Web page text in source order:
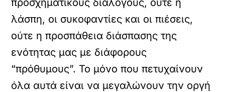
προσχηματικούς διαλόγους, ούτε η
λάσπη, οι συκοφαντίες και οι πιέσεις,
ούτε η προσπάθεια διάσπασης της
ενότητας μας με διάφορους
“πρόθυμους”. Το μόνο που πετυχαίνουν
όλα αυτά είναι να μεγαλώνουν την οργή